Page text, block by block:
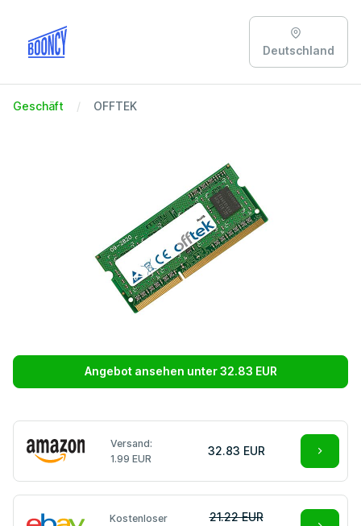
Deutschland
Geschäft OFFTEK
Angebot ansehen unter 32.83 EUR
Versand:
1.99 EUR
32.83 EUR
Kostenloser
21.22 EUR